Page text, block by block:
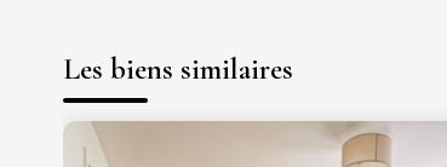
Les biens similaires